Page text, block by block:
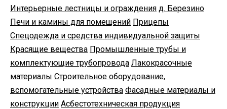
Интерьерные лестницы и ограждения д. Березино
Печи и камины для помещений Прицепы
Спецодежда и средства индивидуальной защиты
Красящие вещества Промышленные трубы и
комплектующие трубопровода Лакокрасочные
материалы Строительное оборудование,
вспомогательные устройства Фасадные материалы и
конструкции Асбестотехническая продукция